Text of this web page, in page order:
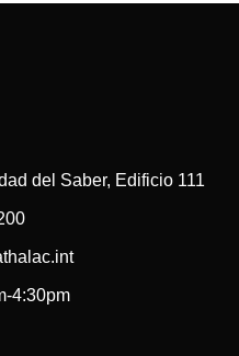
del Saber, Edificio 111
4:30pm